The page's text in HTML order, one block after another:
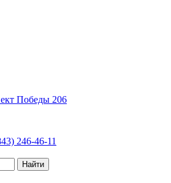
Победы 206
246-46-11